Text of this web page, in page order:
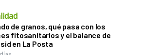
de granos, qué pasa con los
fitosanitarios y el balance de
en La Posta